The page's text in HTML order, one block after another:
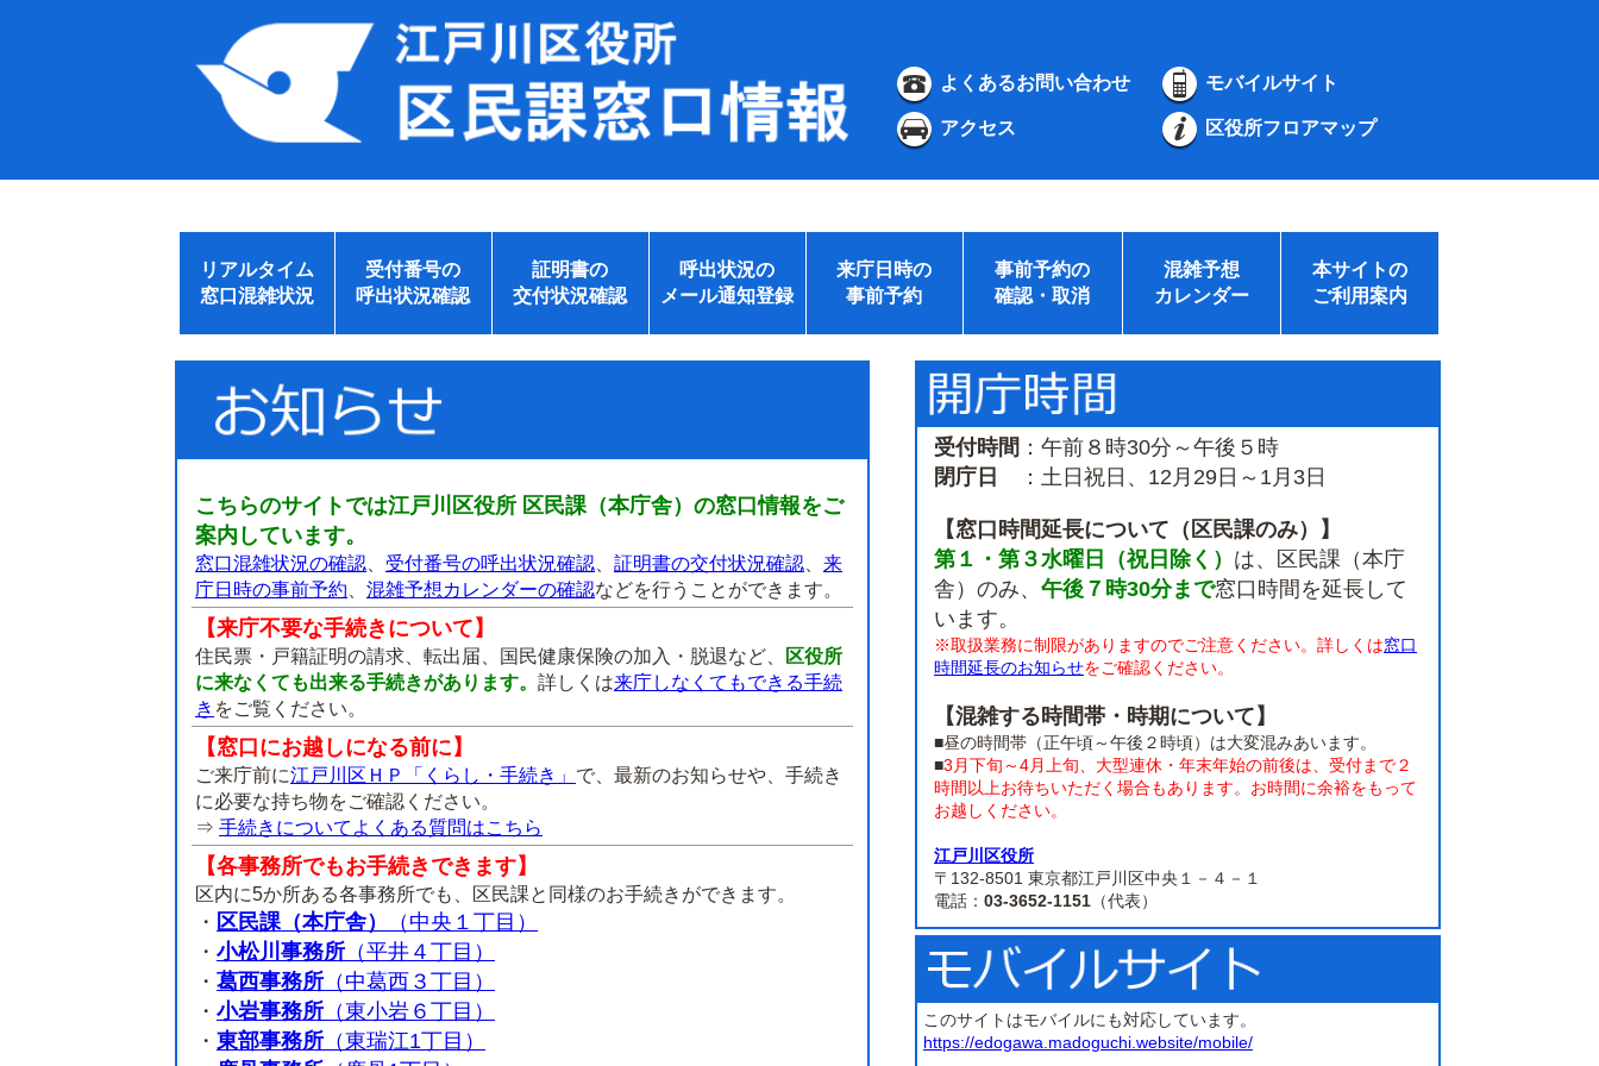
よくあるお問い合わせ モバイルサイト
アクセス 区役所フロアマップ
リアルタイム
窓口混雑状況
受付番号の
呼出状況確認
証明書の
交付状況確認
呼出状況の
メール通知登録
来庁日時の
事前予約
事前予約の
確認・取消
混雑予想
カレンダー
本サイトの
ご利用案内
こちらのサイトでは江戸川区役所 区民課（本庁舎）の窓口情報をご
案内しています。
窓口混雑状況の確認 受付番号の呼出状況確認 証明書の交付状況確認
来
庁日時の事前予約
混雑予想カレンダーの確認などを行うことができます。
【来庁不要な手続きについて】
住民票・戸籍証明の請求、転出届、国民健康保険の加入・脱退など、
区役所
に来なくても出来る手続きがあります。 詳しくは来庁しなくてもできる手続
き をご覧ください。
【窓口にお越しになる前に】
ご来庁前に江戸川区ＨＰ「くらし・手続き」 で、最新のお知らせや、手続き
に必要な持ち物をご確認ください。
⇒ 手続きについてよくある質問はこちら
【各事務所でもお手続きできます】
区内に5か所ある各事務所でも、区民課と同様のお手続きができます。
・ 区民課（本庁舎）
（中央１丁目）
・ 小松川事務所 （平井４丁目）
・ 葛西事務所 （中葛西３丁目）
・ 小岩事務所 （東小岩６丁目）
・ 東部事務所 （東瑞江1丁目）
受付時間 ：午前８時30分～午後５時
閉庁日
：土日祝日、12月29日～1月3日
【窓口時間延長について（区民課のみ）】
第１・第３水曜日（祝日除く） は、区民課（本庁
舎）のみ、 午後７時30分まで窓口時間を延長して
います。
※取扱業務に制限がありますのでご注意ください。詳しくは窓口
時間延長のお知らせをご確認ください。
【混雑する時間帯・時期について】
■昼の時間帯（正午頃～午後２時頃）は大変混みあいます。
■3月下旬～4月上旬、大型連休・年末年始の前後は、受付まで２
時間以上お待ちいただく場合もあります。お時間に余裕をもって
お越しください。
江戸川区役所
〒132-8501 東京都江戸川区中央１－４－１
電話： 03-3652-1151 （代表）
このサイトはモバイルにも対応しています。
https://edogawa.madoguchi.website/mobile/